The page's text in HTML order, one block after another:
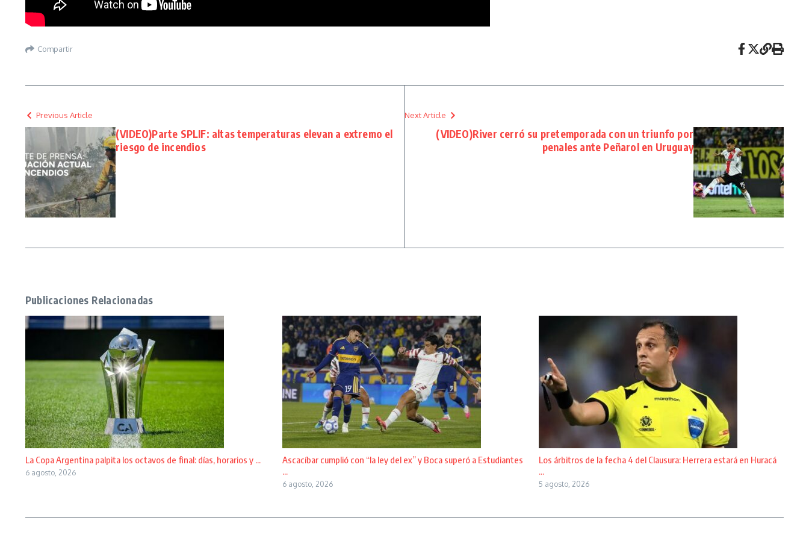
Compartir
Previous Article
(VIDEO)Parte SPLIF: altas temperaturas elevan a extremo el
riesgo de incendios
Next Article
(VIDEO)River cerró su pretemporada con un triunfo por
penales ante Peñarol en Uruguay
Publicaciones Relacionadas
La Copa Argentina palpita los octavos de final: días, horarios y ...
6 agosto, 2026
Ascacíbar cumplió con “la ley del ex” y Boca superó a Estudiantes
...
6 agosto, 2026
Los árbitros de la fecha 4 del Clausura: Herrera estará en Huracá
...
5 agosto, 2026